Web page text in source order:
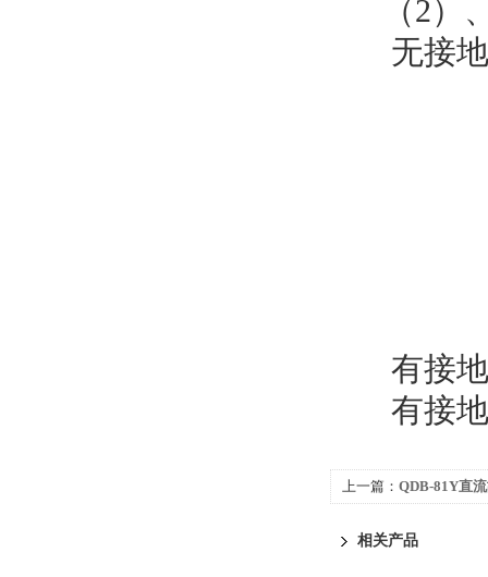
（2）
无接地
有接地
有接地
上一篇： QDB-81Y直
相关产品